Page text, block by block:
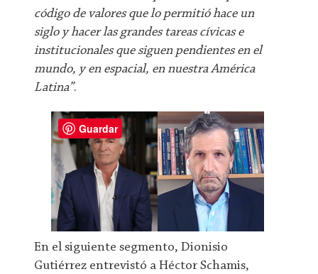
código de valores que lo permitió hace un
siglo y hacer las grandes tareas cívicas e
institucionales que siguen pendientes en el
mundo, y en espacial, en nuestra América
Latina”.
En el siguiente segmento, Dionisio
Gutiérrez entrevistó a Héctor Schamis,
Guardar